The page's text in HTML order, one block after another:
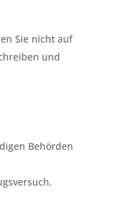
Sie nicht auf
und
Behörden